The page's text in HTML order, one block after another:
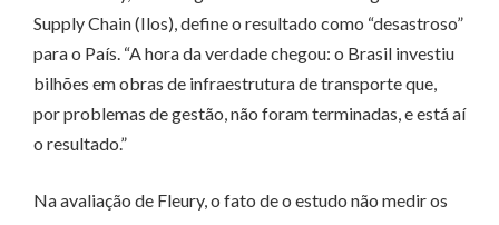
Supply Chain (Ilos), define o resultado como “desastroso”
para o País. “A hora da verdade chegou: o Brasil investiu
bilhões em obras de infraestrutura de transporte que,
por problemas de gestão, não foram terminadas, e está aí
o resultado.”
Na avaliação de Fleury, o fato de o estudo não medir os